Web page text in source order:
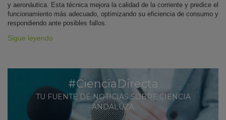
y aeronáutica. Esta técnica mejora la calidad de la corriente y predice el
funcionamiento más adecuado, optimizando su eficiencia de consumo y
respondiendo ante posibles fallos.
Sigue leyendo
#CienciaDirecta
TU FUENTE DE NOTICIAS SOBRE CIENCIA
ANDALUZA